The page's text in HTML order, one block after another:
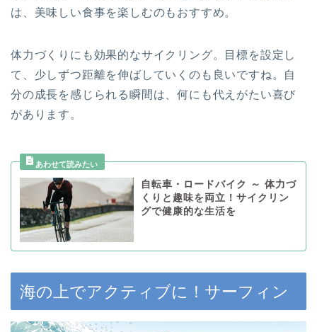
は、美味しい食事を楽しむのもおすすめ。
体力づくりにも効果的なサイクリング。目標を設定し
て、少しずつ距離を伸ばしていくのも良いですね。自
分の成長を感じられる瞬間は、何にも代えがたい喜び
があります。
自転車・ロードバイク ～ 体力づ
くりと趣味を両立！サイクリン
グで健康的な生活を
海の上でアクティブに！サーフィン